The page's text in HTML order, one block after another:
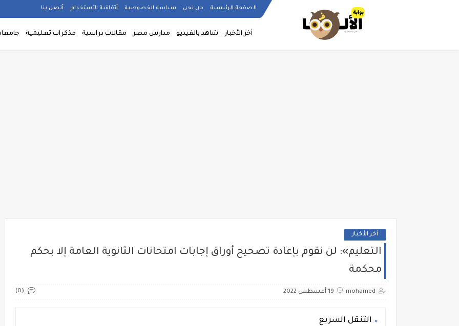
الصفحة الرئيسية من نحن سياسة الخصوصية أتفاقية الأستخدام أتصل بنا
أخر الأخبار شاهد بالفيديو مدارس مصر مقالات دراسية مذكرات تعليمية
أخر الأخبار
التعليم»: لن نقوم بإعادة تصحيح أوراق إجابات امتحانات الثانوية العامة إلا بحكم
محكمة
mohamed 19 أغسطس 2022 (0)
التنقل السريع